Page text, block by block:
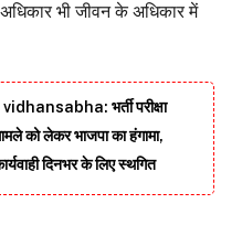
भी जीवन के अधिकार में
भर्ती परीक्षा
को लेकर भाजपा का हंगामा,
दिनभर के लिए स्थगित